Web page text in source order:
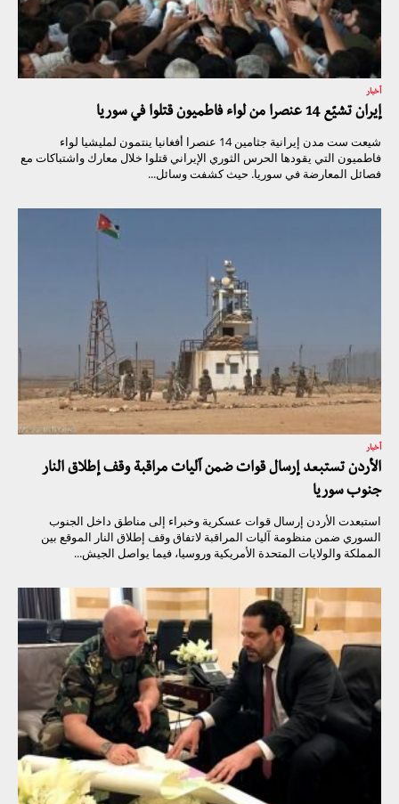
أخبار
إيران تشيّع 14 عنصرا من لواء فاطميون قتلوا في سوريا
شيعت ست مدن إيرانية جثامين 14 عنصرا أفغانيا ينتمون لمليشيا لواء
فاطميون التي يقودها الحرس الثوري الإيراني قتلوا خلال معارك واشتباكات مع
فصائل المعارضة في سوريا. حيث كشفت وسائل...
أخبار
الأردن تستبعد إرسال قوات ضمن آليات مراقبة وقف إطلاق النار
جنوب سوريا
استبعدت الأردن إرسال قوات عسكرية وخبراء إلى مناطق داخل الجنوب
السوري ضمن منظومة آليات المراقبة لاتفاق وقف إطلاق النار الموقع بين
المملكة والولايات المتحدة الأمريكية وروسيا، فيما يواصل الجيش...